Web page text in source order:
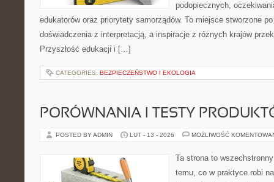
podopiecznych,
edukatorów oraz priorytety samorządów. To miejsce stworzone
doświadczenia z interpretacją, a inspiracje z różnych krajów
Przyszłość edukacji i […]
CATEGORIES: BEZPIECZEŃSTWO I EKOLOGIA
PORÓWNANIA I TESTY
POSTED BY ADMIN LUT - 13 - 2026 MOŻLIWOŚĆ
Ta strona to
temu, co w praktyce robi